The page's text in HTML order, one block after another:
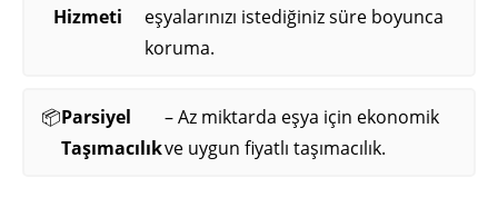
Hizmeti
eşyalarınızı istediğiniz süre boyunca
koruma.
📦Parsiyel
Taşımacılık
– Az miktarda eşya için ekonomik
ve uygun fiyatlı taşımacılık.